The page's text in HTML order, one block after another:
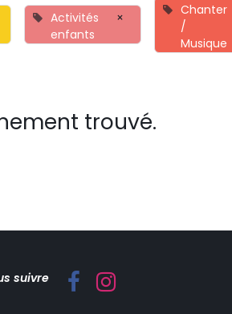
Activités
enfants
×
Chanter
/
Musique
trouvé.
suivre